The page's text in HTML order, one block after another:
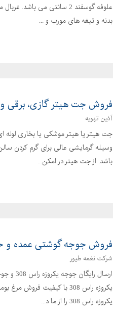
علوفه گوسفند 2 سانتی می
بدنه و تیغه های مورب و ...
فروش جت هیتر گازی، برقی و
آذین تهویه
جت هیتر یا هیتر موشکی یا بخاری
وسیله گرمایشی عالی برای گرم کردن
باشد. از جت هیتر در امکن...
فروش جوجه گوشتی عمده و
شرکت نغمه طیور
ارسال
یکروزه راس 308 با کیفیت
یکروزه راس 308 را از ما د...